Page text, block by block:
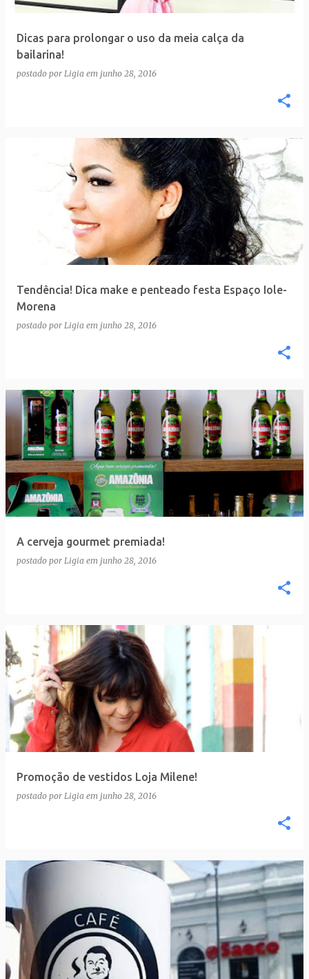
Dicas para prolongar o uso da meia calça da
bailarina!
postado por Ligia em junho 28, 2016
Tendência! Dica make e penteado festa Espaço Iole-
Morena
postado por Ligia em junho 28, 2016
A cerveja gourmet premiada!
postado por Ligia em junho 28, 2016
Promoção de vestidos Loja Milene!
postado por Ligia em junho 28, 2016